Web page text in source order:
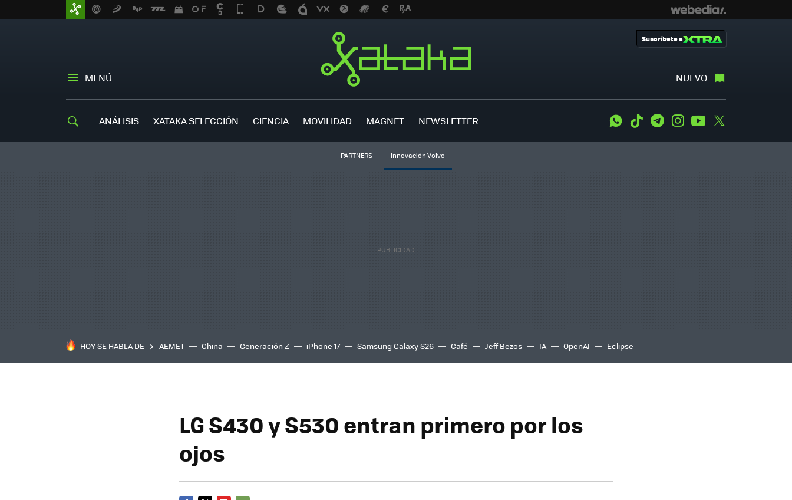
MENÚ NUEVO
Suscríbete a
ANÁLISIS XATAKA SELECCIÓN CIENCIA MOVILIDAD MAGNET NEWSLETTER WhatsApp
Tiktok TelegramInstagramYoutube
PARTNERS Innovación Volvo
HOY SE HABLA DE AEMET China Generación Z iPhone 17 Samsung Galaxy S26 Café Jeff Bezos IA OpenAI Eclipse
LG S430 y S530 entran primero por los
ojos